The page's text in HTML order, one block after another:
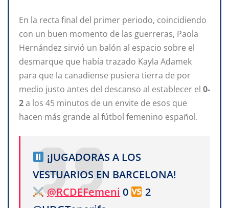
En la recta final del primer periodo, coincidiendo
con un buen momento de las guerreras, Paola
Hernández sirvió un balón al espacio sobre el
desmarque que había trazado Kayla Adamek
para que la canadiense pusiera tierra de por
medio justo antes del descanso al establecer el 0-
2a los 45 minutos de un envite de esos que
hacen más grande al fútbol femenino español.
¡JUGADORAS A LOS
VESTUARIOS EN BARCELONA!
@RCDEFemeni 0
2